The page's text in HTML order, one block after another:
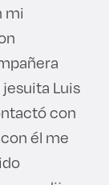
mi
Luis
con
él me